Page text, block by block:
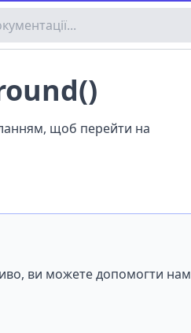
щоб перейти на
ви можете допомогти нам